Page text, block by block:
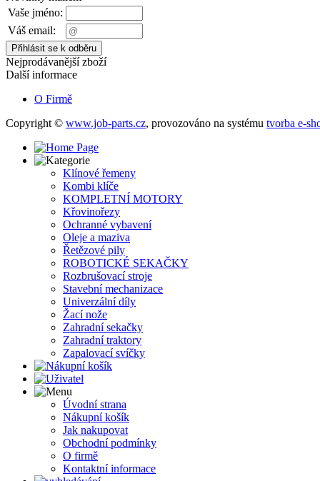
Vaše jméno:
Váš email:
Nejprodávanější zboží
Další informace
O Firmě
Copyright © www.job-parts.cz, provozováno na systému tvorba e-
Klínové řemeny
Kombi klíče
KOMPLETNÍ MOTORY
Křovinořezy
Ochranné vybavení
Oleje a maziva
Řetězové pily
ROBOTICKÉ SEKAČKY
Rozbrušovací stroje
Stavební mechanizace
Univerzální díly
Žací nože
Zahradní sekačky
Zahradní traktory
Zapalovací svíčky
Úvodní strana
Nákupní košík
Jak nakupovat
Obchodní podmínky
O firmě
Kontaktní informace